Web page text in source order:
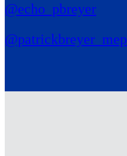
@echo_pbreyer
@patrickbreyer_mep